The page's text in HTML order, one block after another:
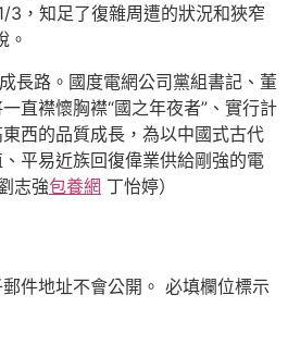
3，知足了復雜周遭的狀況和狹窄
。
長路。國度電網公司黨組書記、董
直襟懷胸襟“國之年夜者”、實行計
西的品質成長，為以中國式古代
平易近族回復偉業供給剛強的電
志強包養網 丁怡婷）
件地址不會公開。 必填欄位標示